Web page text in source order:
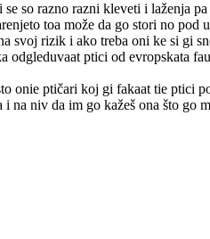
so razno razni kleveti i laženja
toa može da go stori no
svoj rizik i ako treba oni ke si gi
ptici od evropskata
onie ptičari koj gi fakaat tie ptici
niv da im go kažeš ona što go